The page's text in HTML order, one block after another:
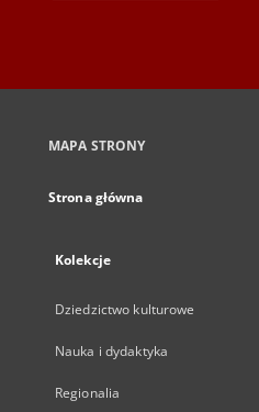
MAPA STRONY
Strona główna
Kolekcje
Dziedzictwo kulturowe
Nauka i dydaktyka
Regionalia